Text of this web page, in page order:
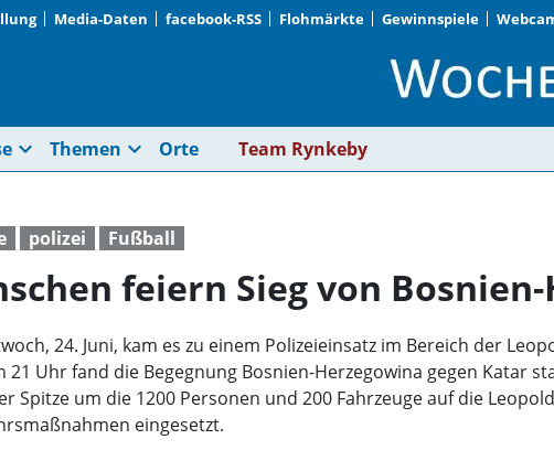
Media-Daten facebook-RSS Flohmärkte Gewinnspiele
Über 1000
expand_more Themen expand_more Orte Team Rynkeby
polizei Fußball
feiern Sieg von
24. Juni, kam es zu einem Polizeieinsatz im Bereich der
Uhr fand die Begegnung Bosnien-Herzegowina gegen Katar
Spitze um die 1200 Personen und 200 Fahrzeuge auf die
eingesetzt.